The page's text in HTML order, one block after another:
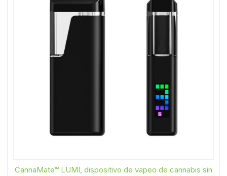
CannaMate™ LUMI, dispositivo de vapeo de cannabis sin